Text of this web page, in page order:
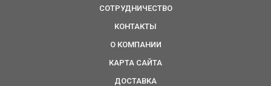
СОТРУДНИЧЕСТВО
КОНТАКТЫ
О КОМПАНИИ
КАРТА САЙТА
ДОСТАВКА